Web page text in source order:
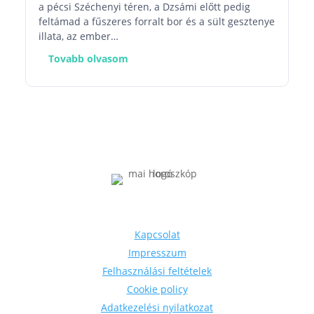
a pécsi Széchenyi téren, a Dzsámi előtt pedig
feltámad a fűszeres forralt bor és a sült gesztenye
illata, az ember…
Tovabb olvasom
Kapcsolat
Impresszum
Felhasználási feltételek
Cookie policy
Adatkezelési nyilatkozat